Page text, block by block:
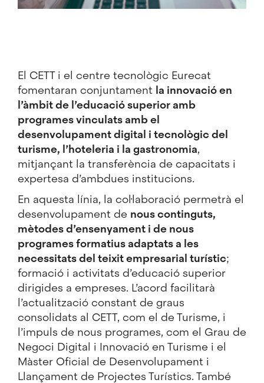
El CETT i el centre tecnològic Eurecat
fomentaran conjuntament la innovació en
l’àmbit de l’educació superior amb
programes vinculats amb el
desenvolupament digital i tecnològic del
turisme, l’hoteleria i la gastronomia,
mitjançant la transferència de capacitats i
expertesa d’ambdues institucions.
En aquesta línia, la col·laboració permetrà el
desenvolupament de nous continguts,
mètodes d’ensenyament i de nous
programes formatius adaptats a les
necessitats del teixit empresarial turístic;
formació i activitats d’educació superior
dirigides a empreses. L’acord facilitarà
l’actualització constant de graus
consolidats al CETT, com el de Turisme, i
l’impuls de nous programes, com el Grau de
Negoci Digital i Innovació en Turisme i el
Màster Oficial de Desenvolupament i
Llançament de Projectes Turístics. També